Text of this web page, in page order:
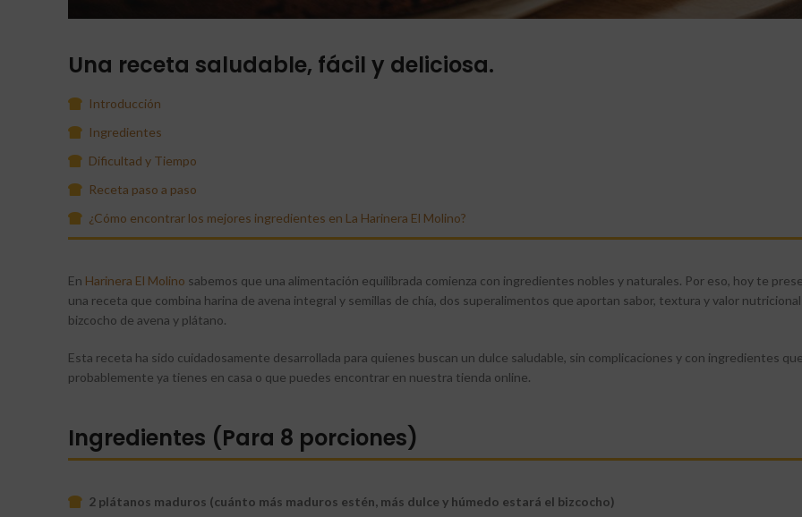
Una receta saludable, fácil y deliciosa.
Introducción
Ingredientes
Dificultad y Tiempo
Receta paso a paso
¿Cómo encontrar los mejores ingredientes en La Harinera El Molino?
En Harinera El Molino sabemos que una alimentación equilibrada comienza con ingredientes nobles y naturales. Por eso, hoy te
una receta que combina harina de avena integral y semillas de chía, dos superalimentos que aportan sabor, textura y valor
bizcocho de avena y plátano.
Esta receta ha sido cuidadosamente desarrollada para quienes buscan un dulce saludable, sin complicaciones y con ingredientes que
probablemente ya tienes en casa o que puedes encontrar en nuestra tienda online.
Ingredientes (Para 8 porciones)
2 plátanos maduros (cuánto más maduros estén, más dulce y húmedo estará el bizcocho)